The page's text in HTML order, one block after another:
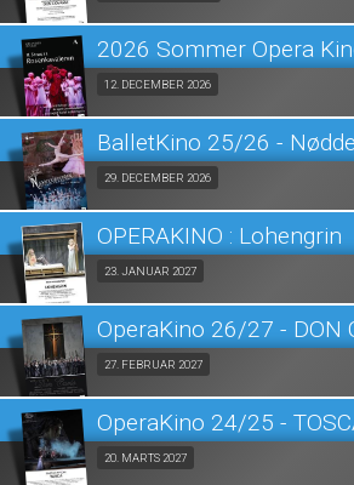
LÆS MERE
SE ALLE DAGE
LÆS MERE
2026 Sommer Opera
12. DECEMBER 2026
SE ALLE DAGE
LÆS MERE
BalletKino 25/26 -
29. DECEMBER 2026
SE ALLE DAGE
LÆS MERE
OPERAKINO : Lohengrin
23. JANUAR 2027
SE ALLE DAGE
LÆS MERE
OperaKino 26/27 - DON
27. FEBRUAR 2027
SE ALLE DAGE
OperaKino 24/25 -
20. MARTS 2027